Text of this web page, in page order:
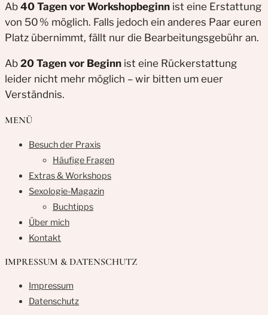
Ab 40 Tagen vor Workshopbeginn ist eine Erstattung
von 50 % möglich. Falls jedoch ein anderes Paar euren
Platz übernimmt, fällt nur die Bearbeitungsgebühr an.
Ab 20 Tagen vor Beginn ist eine Rückerstattung
leider nicht mehr möglich – wir bitten um euer
Verständnis.
MENÜ
Besuch der Praxis
Häufige Fragen
Extras & Workshops
Sexologie-Magazin
Buchtipps
Über mich
Kontakt
IMPRESSUM & DATENSCHUTZ
Impressum
Datenschutz